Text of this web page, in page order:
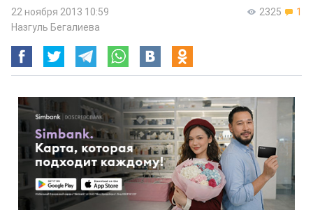
2325 1
22 ноября 2013 10:59
Назгуль Бегалиева